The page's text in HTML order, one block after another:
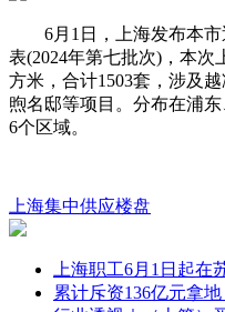
6月1日，上海发布本市
表(2024年第七批次)，本次
方米，合计1503套，涉及
煦名邸等项目。分布在浦
6个区域。
上海集中供应楼盘
上海职工6月1日起
累计斥资136亿元拿